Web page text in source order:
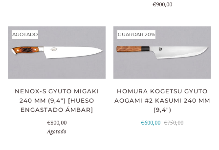
€900,00
AGOTADO
NENOX-S GYUTO MIGAKI
240 MM (9,4") [HUESO
ENGASTADO ÁMBAR]
€800,00
Agotado
GUARDAR 20%
HOMURA KOGETSU GYUTO
AOGAMI #2 KASUMI 240 MM
(9,4")
€600,00 €750,00